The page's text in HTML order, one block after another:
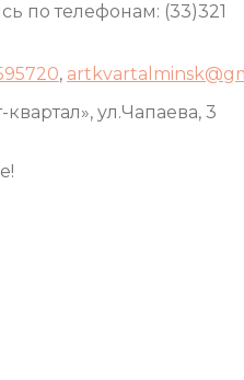
по телефонам: (33)321
,
ул.Чапаева, 3